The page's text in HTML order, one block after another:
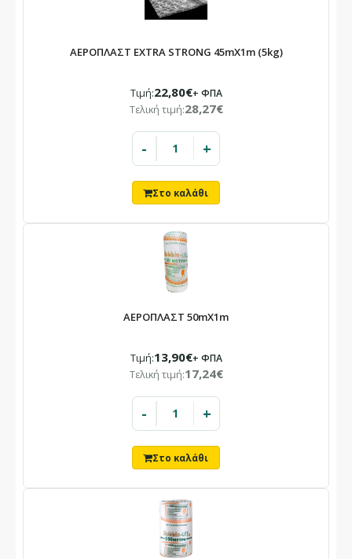
Το κατάστημά μας θα παραμείνει
Λόγω καλοκαιρινών αδειών.
Οι παραγγελίες που θα καταχωρηθούν στο διάστημα αυτό θα
εξυπηρετηθούν με σειρά προτεραιότητας από 24/08.
ΑΕΡΟΠΛΑΣΤ EXTRA STRONG 45mX1m (5kg)
Τιμή:22,80€+ ΦΠΑ
Τελική τιμή:28,27€
- +
ΑΕΡΟΠΛΑΣΤ 50mX1m
Τιμή:13,90€+ ΦΠΑ
Τελική τιμή:17,24€
- +